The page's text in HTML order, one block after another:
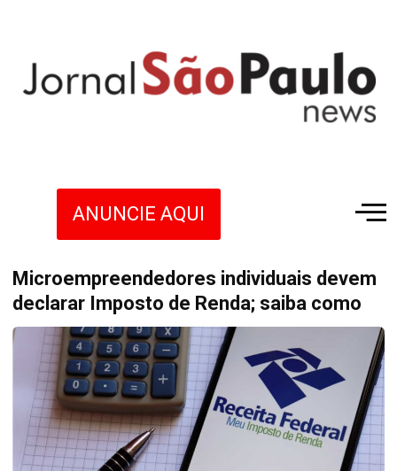
ANUNCIE AQUI
Microempreendedores individuais devem
declarar Imposto de Renda; saiba como